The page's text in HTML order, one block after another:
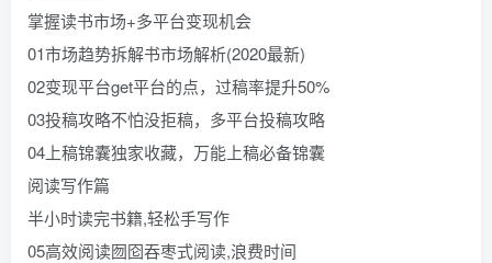
掌握读书市场+多平台变现机会
01市场趋势拆解书市场解析(2020最新)
02变现平台get平台的点，过稿率提升50%
03投稿攻略不怕没拒稿，多平台投稿攻略
04上稿锦囊独家收藏，万能上稿必备锦囊
阅读写作篇
半小时读完书籍,轻松手写作
05高效阅读囫囵吞枣式阅读,浪费时间